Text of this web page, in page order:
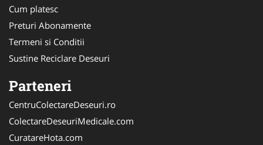
Cum platesc
Preturi Abonamente
Termeni si Conditii
Sustine Reciclare Deseuri
Parteneri
CentruColectareDeseuri.ro
ColectareDeseuriMedicale.com
CuratareHota.com